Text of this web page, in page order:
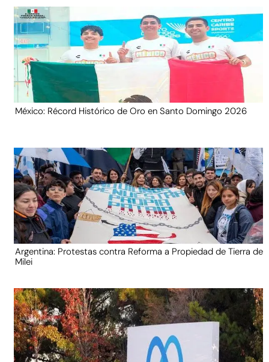
México: Récord Histórico de Oro en Santo Domingo 2026
Argentina: Protestas contra Reforma a Propiedad de Tierra de
Milei